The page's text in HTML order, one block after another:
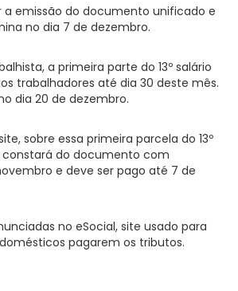
a emissão do documento unificado e
no dia 7 de dezembro.
a primeira parte do 13º salário
trabalhadores até dia 30 deste mês.
dia 20 de dezembro.
sobre essa primeira parcela do 13º
constará do documento com
e deve ser pago até 7 de
no eSocial, site usado para
pagarem os tributos.